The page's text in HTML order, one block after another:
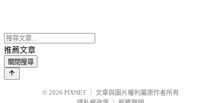
推薦文章
關閉搜尋
© 2026 PIXNET
文章與圖片權利屬原作者所有